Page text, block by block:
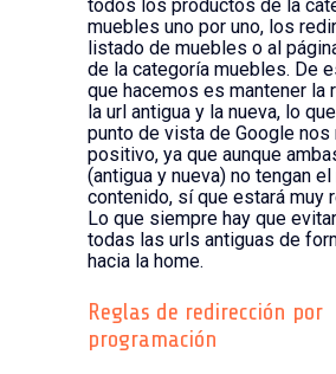
todos los productos de la
muebles uno por uno, los
listado de muebles o al
de la categoría muebles. De
que hacemos es mantener la
la url antigua y la nueva, lo
punto de vista de Google nos
positivo, ya que aunque
(antigua y nueva) no tengan
contenido, sí que estará muy
Lo que siempre hay que
todas las urls antiguas de
hacia la home.
Reglas de redirección por
programación